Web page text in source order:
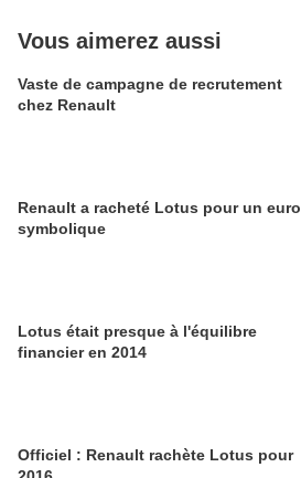
Vous aimerez aussi
Vaste de campagne de recrutement
chez Renault
Renault a racheté Lotus pour un euro
symbolique
Lotus était presque à l'équilibre
financier en 2014
Officiel : Renault rachète Lotus pour